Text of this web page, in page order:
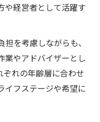
や経営者として活躍す
を考慮しながらも、
業やアドバイザーとし
ぞれの年齢層に合わせ
イフステージや希望に